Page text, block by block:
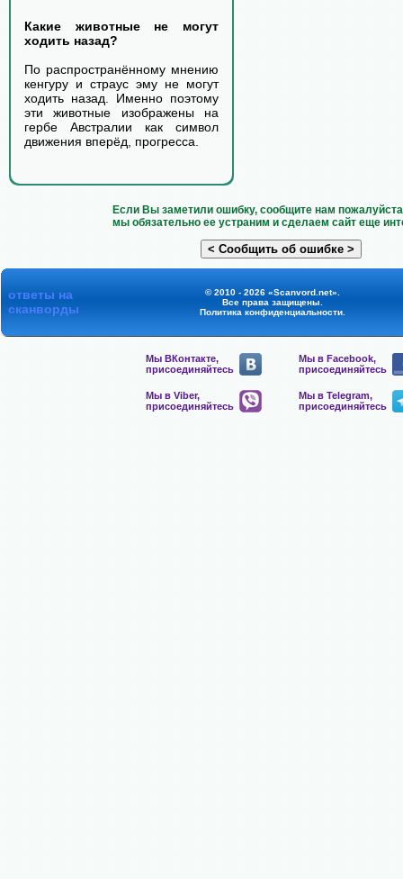
Какие животные не могут
ходить назад?
По распространённому мнению
кенгуру и страус эму не могут
ходить назад. Именно поэтому
эти животные изображены на
гербе Австралии как символ
движения вперёд, прогресса.
Если Вы заметили ошибку, сообщите нам
мы обязательно ее устраним и сделаем сайт еще
ответы на
сканворды
© 2010 - 2026 «Scanvord.net».
Все права защищены.
Политика конфиденциальности.
Мы ВКонтакте,
присоединяйтесь
Мы в Facebook,
присоединяйтесь
Мы в Viber,
присоединяйтесь
Мы в Telegram,
присоединяйтесь